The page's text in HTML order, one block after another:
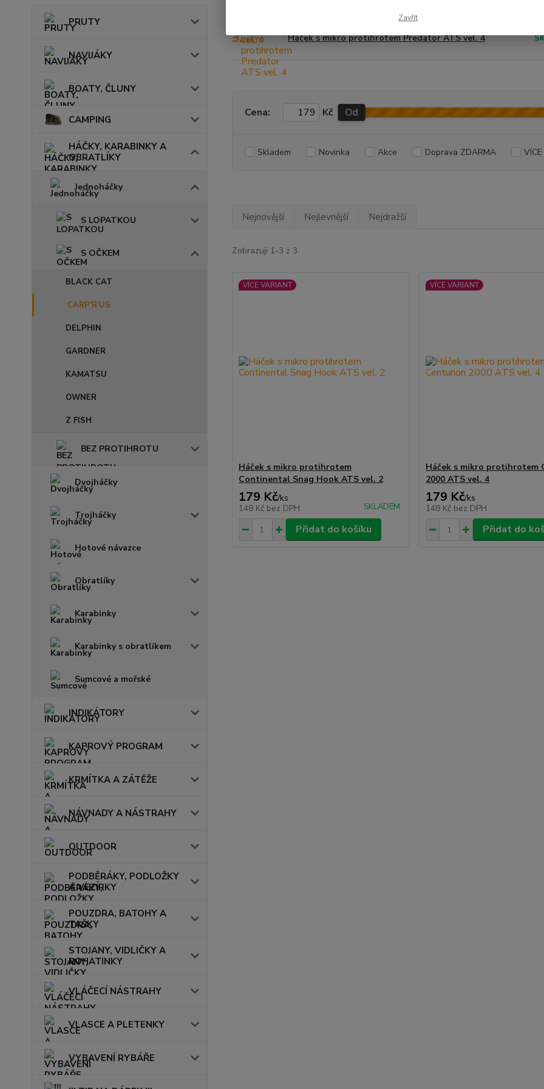
PRUTY
NAVIJÁKY
BOATY, ČLUNY
CAMPING
HÁČKY, KARABINKY A
OBRATLÍKY
Jednoháčky
S LOPATKOU
S OČKEM
BLACK CAT
CARP'R'US
DELPHIN
GARDNER
KAMATSU
OWNER
Z FISH
BEZ PROTIHROTU
Dvojháčky
Trojháčky
Hotové návazce
Obratlíky
Karabinky
Karabinky s obratlíkem
Sumcové a mořské
INDIKÁTORY
KAPROVÝ PROGRAM
KRMÍTKA A ZÁTĚŽE
NÁVNADY A NÁSTRAHY
OUTDOOR
PODBĚRÁKY, PODLOŽKY
A VEZÍRKY
POUZDRA, BATOHY A
TAŠKY
STOJANY, VIDLIČKY A
ROHATINKY
VLÁČECÍ NÁSTRAHY
VLASCE A PLETENKY
VYBAVENÍ RYBÁŘE
3. Háček s mikro protihrotem Predator ATS vel. 4
Cena: Kč Od
Skladem Novinka Akce Doprava ZDARMA
Nejnovější Nejlevnější Nejdražší
Zobrazuji 1-3 z 3
VÍCE VARIANT
Háček s mikro protihrotem
Continental Snag Hook ATS vel. 2
179 Kč/ks
148 Kč bez DPH SKLADEM
Přidat do košíku
VÍCE VARIANT
Háček s mikro protihrotem
2000 ATS vel. 4
179 Kč/ks
148 Kč bez DPH
Přidat do
Zavřít